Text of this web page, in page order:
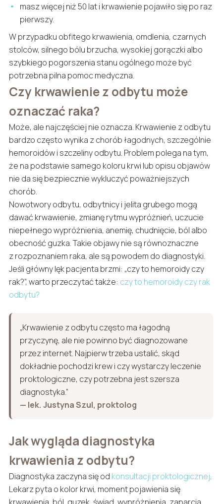
masz więcej niż 50 lat i krwawienie pojawiło się po raz
pierwszy.
W przypadku obfitego krwawienia, omdlenia, czarnych
stolców, silnego bólu brzucha, wysokiej gorączki albo
szybkiego pogorszenia stanu ogólnego może być
potrzebna pilna pomoc medyczna.
Czy krwawienie z odbytu może
oznaczać raka?
Może, ale najczęściej nie oznacza. Krwawienie z odbytu
bardzo często wynika z chorób łagodnych, szczególnie
hemoroidów i szczeliny odbytu. Problem polega na tym,
że na podstawie samego koloru krwi lub opisu objawów
nie da się bezpiecznie wykluczyć poważniejszych
chorób.
Nowotwory odbytu, odbytnicy i jelita grubego mogą
dawać krwawienie, zmianę rytmu wypróżnień, uczucie
niepełnego wypróżnienia, anemię, chudnięcie, ból albo
obecność guzka. Takie objawy nie są równoznaczne
z rozpoznaniem raka, ale są powodem do diagnostyki.
Jeśli główny lęk pacjenta brzmi: „czy to hemoroidy czy
rak?”, warto przeczytać także: czy to hemoroidy czy rak
odbytu?
„Krwawienie z odbytu często ma łagodną
przyczynę, ale nie powinno być diagnozowane
przez internet. Najpierw trzeba ustalić, skąd
dokładnie pochodzi krew i czy wystarczy leczenie
proktologiczne, czy potrzebna jest szersza
diagnostyka.”
— lek. Justyna Szul, proktolog
Jak wygląda diagnostyka
krwawienia z odbytu?
Diagnostyka zaczyna się od konsultacji proktologicznej.
Lekarz pyta o kolor krwi, moment pojawienia się